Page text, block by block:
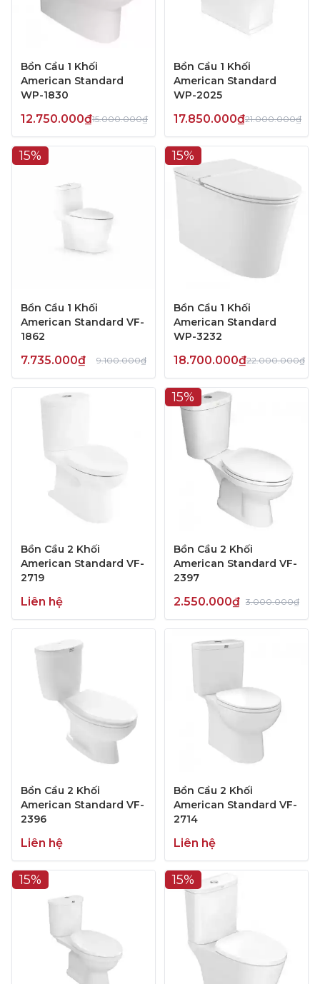
Bồn Cầu 1 Khối
American Standard
WP-1830
12.750.000₫15.000.000₫
Bồn Cầu 1 Khối
American Standard
WP-2025
17.850.000₫21.000.000₫
15%
Bồn Cầu 1 Khối
American Standard VF-
1862
7.735.000₫ 9.100.000₫
15%
Bồn Cầu 1 Khối
American Standard
WP-3232
18.700.000₫22.000.000₫
Bồn Cầu 2 Khối
American Standard VF-
2719
Liên hệ
15%
Bồn Cầu 2 Khối
American Standard VF-
2397
2.550.000₫ 3.000.000₫
Bồn Cầu 2 Khối
American Standard VF-
2396
Liên hệ
Bồn Cầu 2 Khối
American Standard VF-
2714
Liên hệ
15% 15%